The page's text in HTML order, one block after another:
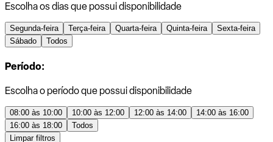
Escolha os dias que possui disponibilidade
Segunda-feira Terça-feira Quarta-feira Quinta-feira
Sexta-feira
Sábado
Todos
Período:
Escolha o período que possui disponibilidade
08:00 às 10:00 10:00 às 12:00 12:00 às 14:00
14:00 às 16:00
16:00 às 18:00
Todos
Limpar filtros